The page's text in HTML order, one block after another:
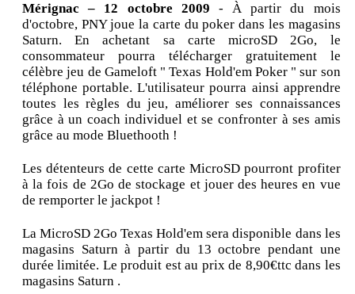
Mérignac – 12 octobre 2009 - À partir du mois
d'octobre, PNY joue la carte du poker dans les magasins
Saturn. En achetant sa carte microSD 2Go, le
consommateur pourra télécharger gratuitement le
célèbre jeu de Gameloft " Texas Hold'em Poker " sur son
téléphone portable. L'utilisateur pourra ainsi apprendre
toutes les règles du jeu, améliorer ses connaissances
grâce à un coach individuel et se confronter à ses amis
grâce au mode Bluethooth !
Les détenteurs de cette carte MicroSD pourront profiter
à la fois de 2Go de stockage et jouer des heures en vue
de remporter le jackpot !
La MicroSD 2Go Texas Hold'em sera disponible dans les
magasins Saturn à partir du 13 octobre pendant une
durée limitée. Le produit est au prix de 8,90€ttc dans les
magasins Saturn .